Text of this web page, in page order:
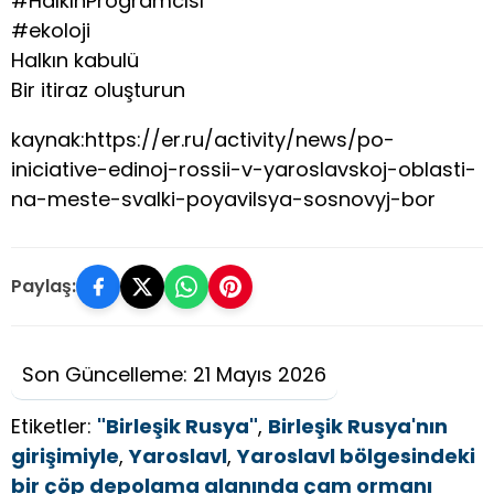
#ekoloji
Halkın kabulü
Bir itiraz oluşturun
kaynak:https://er.ru/activity/news/po-
iniciative-edinoj-rossii-v-yaroslavskoj-oblasti-
na-meste-svalki-poyavilsya-sosnovyj-bor
Paylaş:
Son Güncelleme: 21 Mayıs 2026
Etiketler: "Birleşik Rusya", Birleşik Rusya'nın
girişimiyle,Yaroslavl,Yaroslavl bölgesindeki
bir çöp depolama alanında çam ormanı